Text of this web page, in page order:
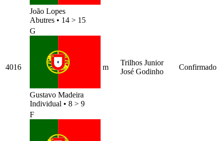
João Lopes
Abutres • 14 > 15
4016
G
Gustavo Madeira
Individual • 8 > 9
m
Trilhos Junior
José Godinho
Confirmado
F